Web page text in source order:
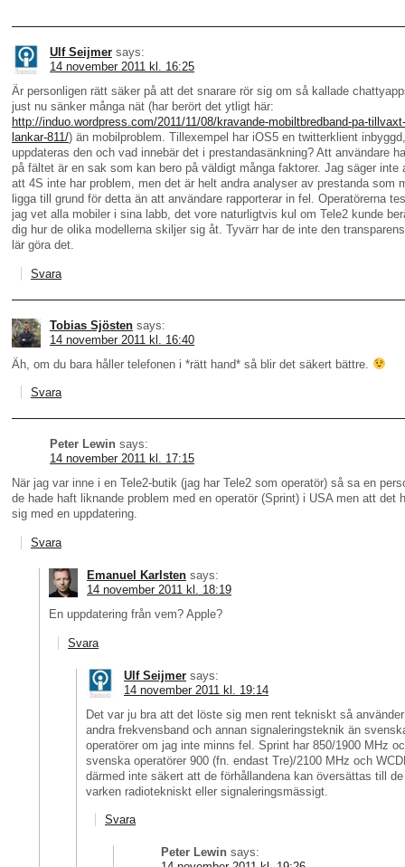
Ulf Seijmer says:
14 november 2011 kl. 16:25
Är personligen rätt säker på att det snarare rör sig om så kallade
just nu sänker många nät (har berört det ytligt här:
http://induo.wordpress.com/2011/11/08/kravande-mobiltbredband-pa-
lankar-811/) än mobilproblem. Tillexempel har iOS5 en twitterklient
uppdateras den och vad innebär det i prestandasänkning? Att användare
på fältet är en sak som kan bero på väldigt många faktorer. Jag säger inte
att 4S inte har problem, men det är helt andra analyser av prestanda som
ligga till grund för detta än att användare rapporterar in fel. Operatörerna
jag vet alla mobiler i sina labb, det vore naturligtvis kul om Tele2 kunde
dig hur de olika modellerna skiljer sig åt. Tyvärr har de inte den
lär göra det.
Svara
Tobias Sjösten says:
14 november 2011 kl. 16:40
Äh, om du bara håller telefonen i *rätt hand* så blir det säkert bättre.
Svara
Peter Lewin says:
14 november 2011 kl. 17:15
När jag var inne i en Tele2-butik (jag har Tele2 som operatör) så sa en
de hade haft liknande problem med en operatör (Sprint) i USA men att det
sig med en uppdatering.
Svara
Emanuel Karlsten says:
14 november 2011 kl. 18:19
En uppdatering från vem? Apple?
Svara
Ulf Seijmer says:
14 november 2011 kl. 19:14
Det var ju bra att det löste sig men rent tekniskt så
andra frekvensband och annan signaleringsteknik än
operatörer om jag inte minns fel. Sprint har 850/1900 MHz
svenska operatörer 900 (fn. endast Tre)/2100 MHz och
därmed inte säkert att de förhållandena kan översättas till
varken radiotekniskt eller signaleringsmässigt.
Svara
Peter Lewin says: